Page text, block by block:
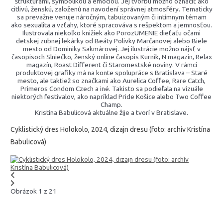
citlivú, ženskú, založenú na navodení správnej atmosféry. Tematicky
sa prevažne venuje náročným, tabuizovaným či intímnym témam
ako sexualita a vzťahy, ktoré spracováva s rešpektom a jemnosťou.
Ilustrovala niekoľko knižiek ako PorozUMENIE dieťaťu očami
detskej zubnej lekárky od Beáty Polivky Marčanovej alebo Biele
mesto od Dominiky Sakmárovej. Jej ilustrácie možno nájsť v
časopisoch Slniečko, ženský online časopis Kurník, N magazín, Relax
magazín, Roast Different či Staromestské noviny. V rámci
produktovej grafiky má na konte spolupráce s Bratislava – Staré
mesto, ale taktiež so značkami ako Aurelica Coffee, Rare Catch,
Primeros Condom Czech a iné. Takisto sa podieľala na vizuále
niektorých festivalov, ako napríklad Pride Košice alebo Two Coffee
Champ.
Kristína Babulicová aktuálne žije a tvorí v Bratislave.
Cyklistický dres Holokolo, 2024, dizajn dresu (foto: archív Kristína
Babulicová)
Obrázok 1 z 21